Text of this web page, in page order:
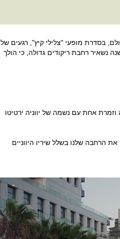
בסדרת מופעי "צלילי קיץ", רגעים של
נשאיר רחבת ריקודים גדולה, כי הולך
וזמרת אחת עם נשמה של יווניה ירטיטו
הרחבה שלנו בשלל שיריו היווניים